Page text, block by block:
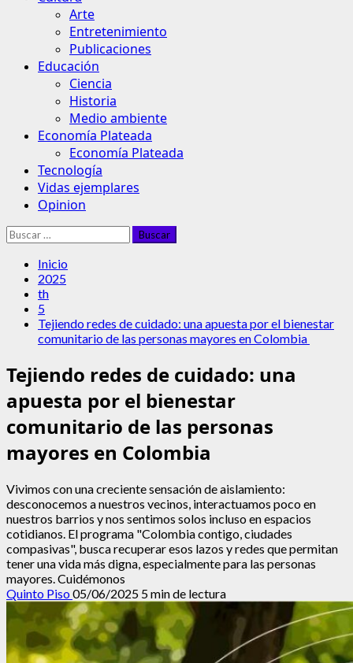
Arte
Entretenimiento
Publicaciones
Educación
Ciencia
Historia
Medio ambiente
Economía Plateada
Economía Plateada
Tecnología
Vidas ejemplares
Opinion
Buscar:
Inicio
2025
th
5
Tejiendo redes de cuidado: una apuesta por el bienestar
comunitario de las personas mayores en Colombia
Tejiendo redes de cuidado: una
apuesta por el bienestar
comunitario de las personas
mayores en Colombia
Vivimos con una creciente sensación de aislamiento:
desconocemos a nuestros vecinos, interactuamos poco en
nuestros barrios y nos sentimos solos incluso en espacios
cotidianos. El programa "Colombia contigo, ciudades
compasivas", busca recuperar esos lazos y redes que permitan
tener una vida más digna, especialmente para las personas
mayores. Cuidémonos
Quinto Piso05/06/2025 5 min de lectura